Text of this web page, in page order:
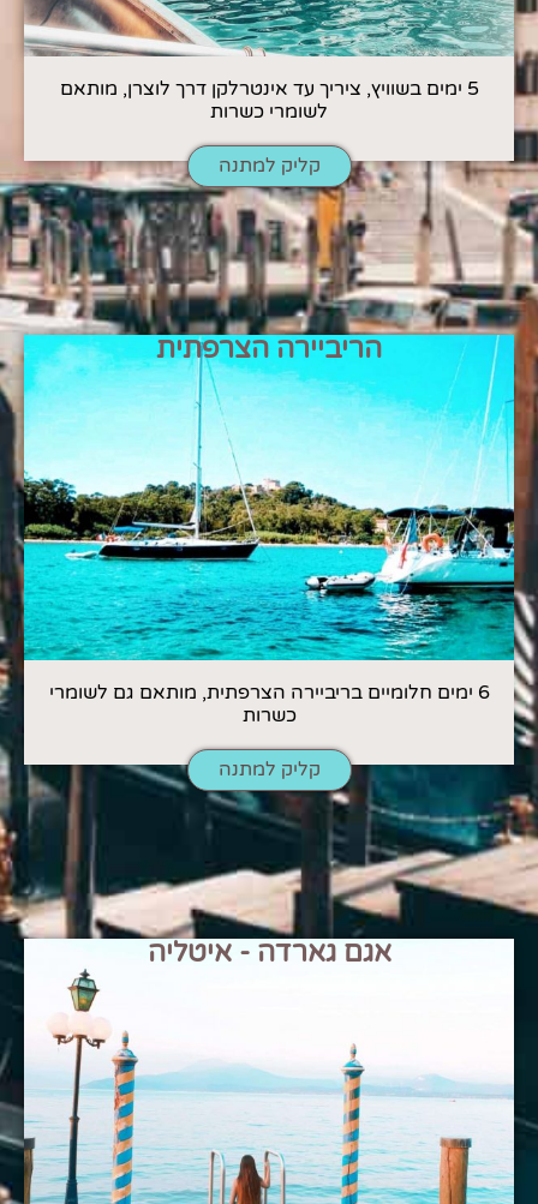
5 ימים בשוויץ, ציריך עד אינטרלקן דרך לוצרן, מותאם
לשומרי כשרות
קליק למתנה
הריביירה הצרפתית
6 ימים חלומיים בריביירה הצרפתית, מותאם גם לשומרי
כשרות
קליק למתנה
אגם גארדה - איטליה